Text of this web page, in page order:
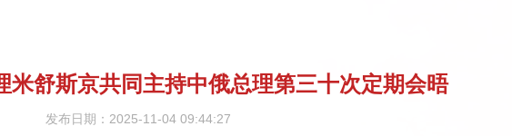
米舒斯京共同主持中俄总理第三十次定期会晤
发布日期：2025-11-04 09:44:27